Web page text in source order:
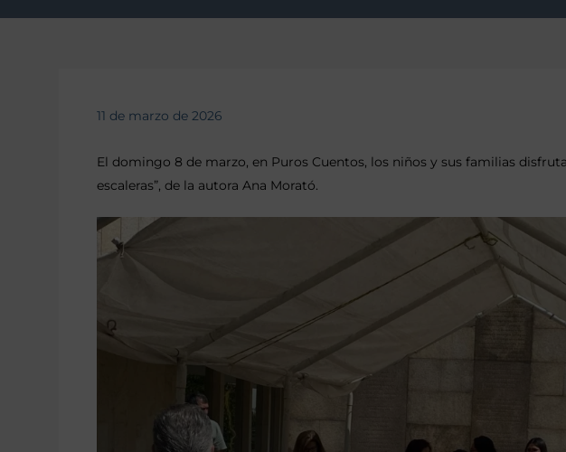
11 de marzo de 2026
El domingo 8 de marzo, en Puros Cuentos, los niños y sus familias
escaleras”, de la autora Ana Morató.